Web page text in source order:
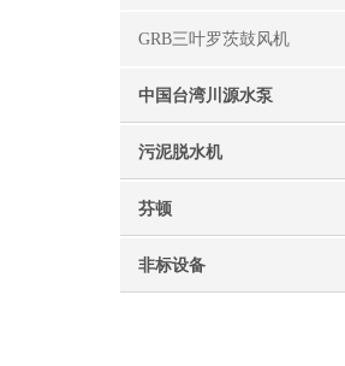
GRB三叶罗茨鼓风机
中国台湾川源水泵
污泥脱水机
芬顿
非标设备